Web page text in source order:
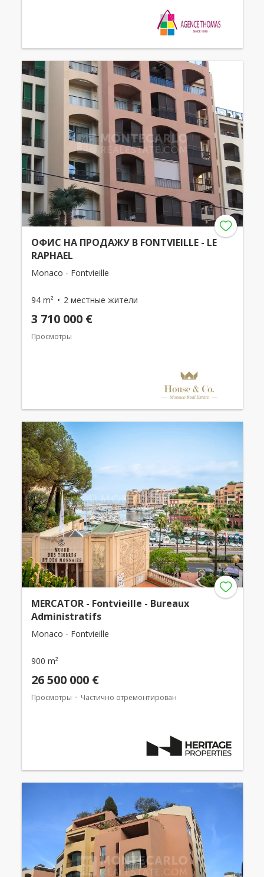
ОФИС НА ПРОДАЖУ В FONTVIEILLE - LE
RAPHAEL
Monaco - Fontvieille
94 m² 2 местные жители
3 710 000 €
Просмотры
MERCATOR - Fontvieille - Bureaux
Administratifs
Monaco - Fontvieille
900 m²
26 500 000 €
Просмотры Частично отремонтирован